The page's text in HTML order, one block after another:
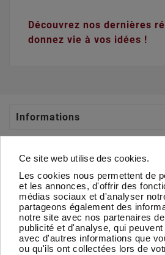
Découvrez nos dernières
donnez vie à vos idées !
Informations
Votre Compte
À Propos
Newsletter
Ce site web utilise des cookies.
Les cookies nous permettent de
et les annonces, d'offrir des
médias sociaux et d'analyser
partageons également des
notre site avec nos partenaires
publicité et d'analyse, qui
avec d'autres informations que
ou qu'ils ont collectées lors de